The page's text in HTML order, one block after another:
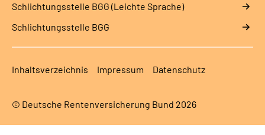
Schlich­tungs­stel­le BGG (Leichte Sprache)
Schlich­tungs­stel­le BGG
Inhaltsverzeichnis Impressum Datenschutz
© Deutsche Rentenversicherung Bund 2026